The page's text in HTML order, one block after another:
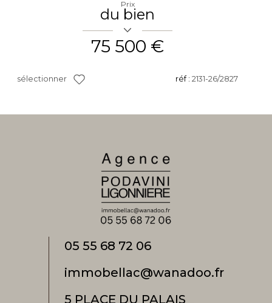
Prix
du bien
75 500 €
sélectionner réf : 2131-26/2827
05 55 68 72 06
immobellac@wanadoo.fr
5 PLACE DU PALAIS